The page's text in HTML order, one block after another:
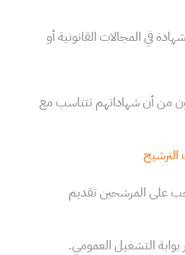
في المجالات القانونية أو
من أن شهاداتهم تتناسب مع
الترشيح
على المرشحين تقديم
التشغيل العمومي.